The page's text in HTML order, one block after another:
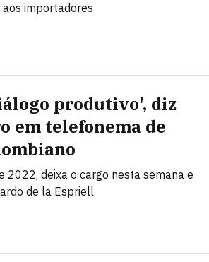
importadores
produtivo', diz
em telefonema de
2022, deixa o cargo nesta semana e
de la Espriell